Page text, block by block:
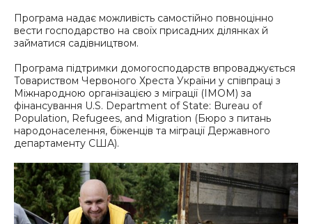
Програма надає можливість самостійно повноцінно
вести господарство на своїх присадних ділянках й
займатися садівництвом.
Програма підтримки домогосподарств впроваджується
Товариством Червоного Хреста України у співпраці з
Міжнародною організацією з міграції (ІМОМ) за
фінансування U.S. Department of State: Bureau of
Population, Refugees, and Migration (Бюро з питань
народонаселення, біженців та міграції Державного
департаменту США).